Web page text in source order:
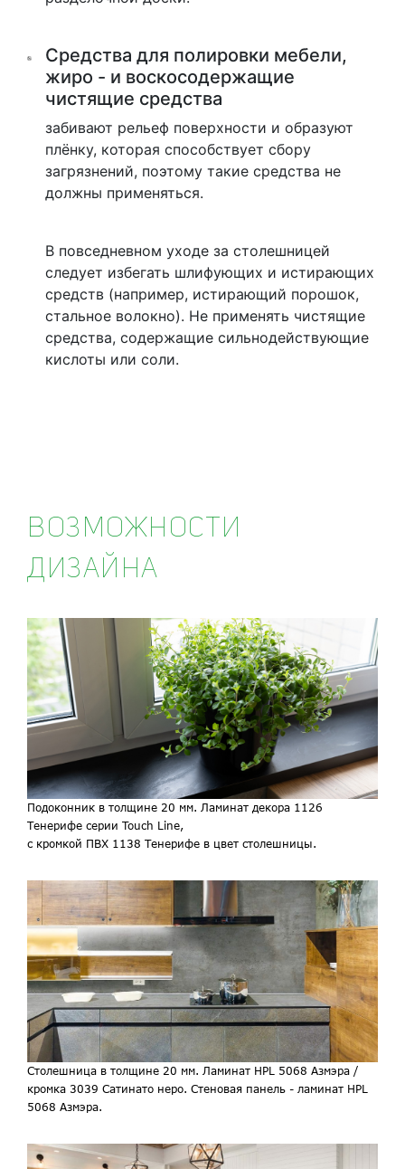
Средства для полировки мебели,
жиро - и воскосодержащие
чистящие средства
забивают рельеф поверхности и образуют
плёнку, которая способствует сбору
загрязнений, поэтому такие средства не
должны применяться.
В повседневном уходе за столешницей
следует избегать шлифующих и истирающих
средств (например, истирающий порошок,
стальное волокно). Не применять чистящие
средства, содержащие сильнодействующие
кислоты или соли.
ВОЗМОЖНОСТИ
ДИЗАЙНА
Подоконник в толщине 20 мм. Ламинат декора 1126
Тенерифе серии Touch Line,
с кромкой ПВХ 1138 Тенерифе в цвет столешницы.
Столешница в толщине 20 мм. Ламинат HPL 5068 Азмэра /
кромка 3039 Сатинато неро. Стеновая панель - ламинат HPL
5068 Азмэра.